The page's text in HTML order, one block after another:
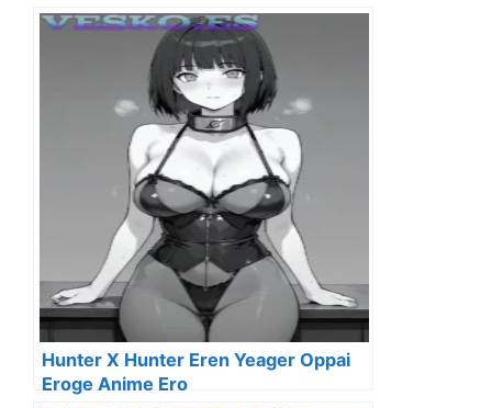
Hunter X Hunter Eren Yeager Oppai
Eroge Anime Ero